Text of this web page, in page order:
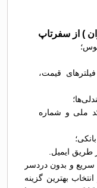
) از سفرتاپ
قیمت،
ملی و شماره
سریع و بدون دردسر
بهترین گزینه